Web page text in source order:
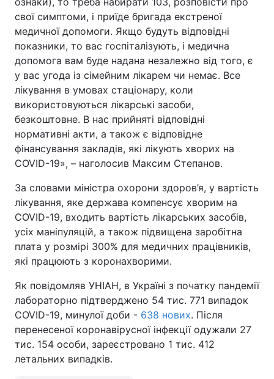
свої симптоми, і приїде бригада екстреної
медичної допомоги. Якщо будуть відповідні
показники, то вас госпіталізують, і медична
допомога вам буде надана незалежно від того, є
у вас угода із сімейним лікарем чи немає. Все
лікування в умовах стаціонару, коли
використовуються лікарські засоби,
безкоштовне. В нас прийняті відповідні
нормативні акти, а також є відповідне
фінансування закладів, які лікують хворих на
COVID-19», – наголосив Максим Степанов.
За словами міністра охорони здоров’я, у вартість
лікування, яке держава компенсує хворим на
COVID-19, входить вартість лікарських засобів,
усіх маніпуляцій, а також підвищена заробітна
плата у розмірі 300% для медичних працівників,
які працюють з коронахворими.
Як повідомляв УНІАН, в Україні з початку пандемії
лабораторно підтверджено 54 тис. 771 випадок
COVID-19, минулої доби - 638 нових. Після
перенесеної коронавірусної інфекції одужали 27
тис. 154 особи, зареєстровано 1 тис. 412
летальних випадків.